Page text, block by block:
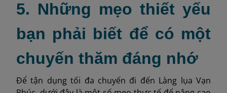
5. Những mẹo thiết yếu
bạn phải biết để có một
chuyến thăm đáng nhớ
Để tận dụng tối đa chuyến đi đến Làng lụa Vạn